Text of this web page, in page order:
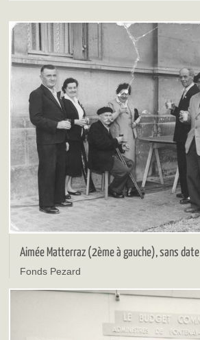
Aimée Matterraz (2ème à gauche), sans date
Fonds Pezard